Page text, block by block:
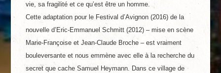
vie, sa fragilité et ce qu’est être un homme.
Cette adaptation pour le Festival d’Avignon (2016) de la
nouvelle d’Eric-Emmanuel Schmitt (2012) – mise en scène
Marie-Françoise et Jean-Claude Broche – est vraiment
bouleversante et nous emmène avec elle à la recherche du
secret que cache Samuel Heymann. Dans ce village de